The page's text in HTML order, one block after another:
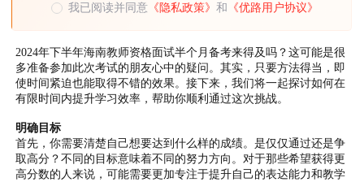
我已阅读并同意 《隐私政策》和 《优路用户协议》
2024年下半年海南教师资格面试半个月备考来得及吗？这可能是很
多准备参加此次考试的朋友心中的疑问。其实，只要方法得当，即
使时间紧迫也能取得不错的效果。接下来，我们将一起探讨如何在
有限时间内提升学习效率，帮助你顺利通过这次挑战。
明确目标
首先，你需要清楚自己想要达到什么样的成绩。是仅仅通过还是争
取高分？不同的目标意味着不同的努力方向。对于那些希望获得更
高分数的人来说，可能需要更加专注于提升自己的表达能力和教学